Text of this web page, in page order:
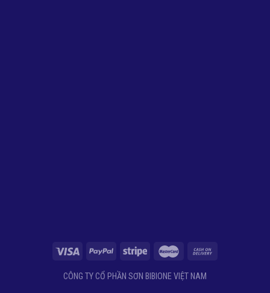
CÔNG TY CỔ PHẦN SƠN BIBIONE VIỆT NAM